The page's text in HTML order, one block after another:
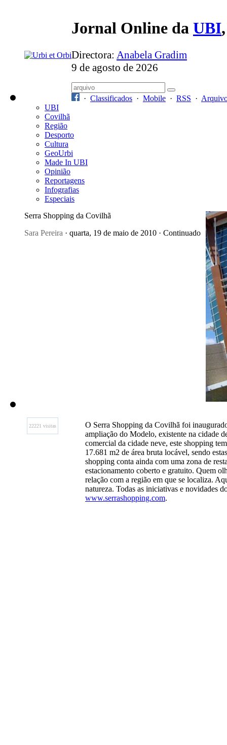
Jornal Online da UBI
Directora: Anabela Gradim
9 de agosto de 2026
· Classificados · Mobile · RSS ·
UBI
Covilhã
Região
Desporto
Cultura
GeoUrbi
Made In UBI
Opinião
Reportagens
Infografias
Especiais
Serra Shopping da Covilhã
Sara Pereira · quarta, 19 de maio de 2010 · Continuado
22221 visitas
O Serra Shopping da Covilhã foi
ampliação do Modelo, existente na cidade
comercial da cidade neve, este shopping
17.681 m2 de área bruta locável, sendo
shopping conta ainda com uma zona de
estacionamento coberto e gratuito. Quem
relação com a região em que se localiza.
natureza. Todas as iniciativas e novidades
www.serrashopping.com.